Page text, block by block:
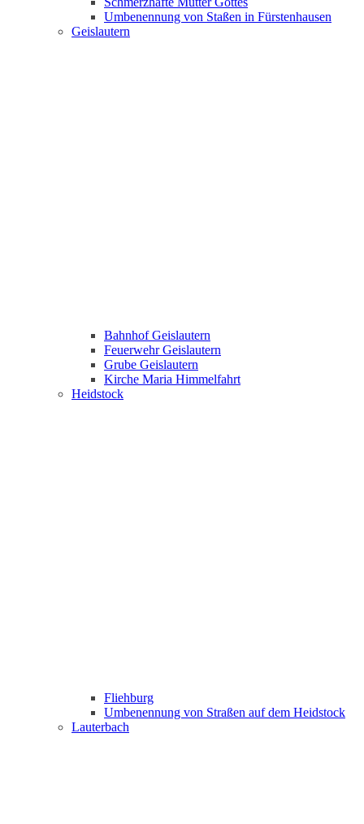
Umbenennung von Staßen in Fürstenhausen
Geislautern
Bahnhof Geislautern
Feuerwehr Geislautern
Grube Geislautern
Kirche Maria Himmelfahrt
Heidstock
Fliehburg
Umbenennung von Straßen auf dem Heidstock
Lauterbach